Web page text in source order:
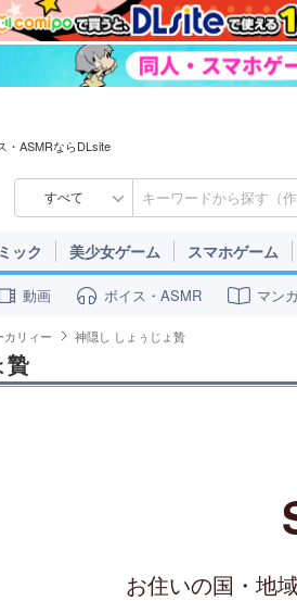
・ASMRならDLsite
すべて
ック 美少女ゲーム スマホゲーム
動画 ボイス・ASMR マン
カリィー 神隠し しょぅじょ贄
贄
お住いの国・地